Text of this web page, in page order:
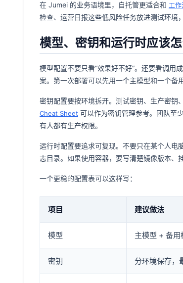
在 Jumei 的业务语境里，自托管更适合和 工
检查、运营日报这些低风险任务放进测试环境
模型、密钥和运行时应该
模型配置不要只看“效果好不好”。还要看调用
案。第一次部署可以先用一个主模型和一个备
密钥配置要按环境拆开。测试密钥、生产密钥
Cheat Sheet 可以作为密钥管理参考。团队至
有人都有生产权限。
运行时配置要追求可复现。不要只在某个人电
志目录。如果使用容器，要写清楚镜像版本、
一个更稳的配置表可以这样写：
项目 建议做法
模型 主模型 + 备
密钥 分环境保存，